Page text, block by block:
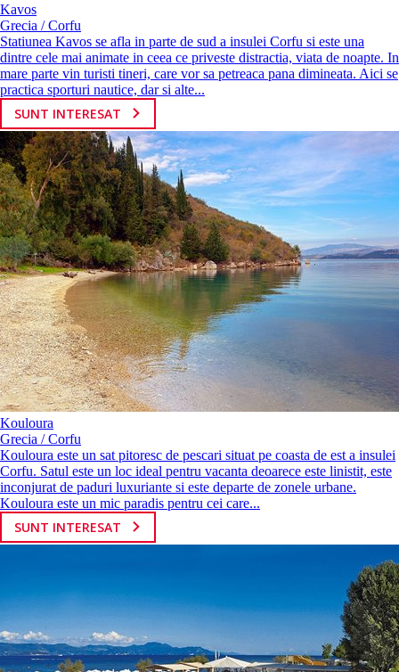
Kavos
Grecia / Corfu
Statiunea Kavos se afla in parte de sud a insulei Corfu si este una
dintre cele mai animate in ceea ce priveste distractia, viata de noapte. In
mare parte vin turisti tineri, care vor sa petreaca pana dimineata. Aici se
practica sporturi nautice, dar si alte...
SUNT INTERESAT
Kouloura
Grecia / Corfu
Kouloura este un sat pitoresc de pescari situat pe coasta de est a insulei
Corfu. Satul este un loc ideal pentru vacanta deoarece este linistit, este
inconjurat de paduri luxuriante si este departe de zonele urbane.
Kouloura este un mic paradis pentru cei care...
SUNT INTERESAT